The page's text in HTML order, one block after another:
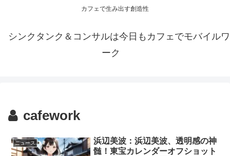
カフェで生み出す創造性
シンクタンク＆コンサルは今日もカフェでモバイルワ
ーク
cafework
ニュース
浜辺美波：浜辺美波、透明感の神
髄！東宝カレンダーオフショット